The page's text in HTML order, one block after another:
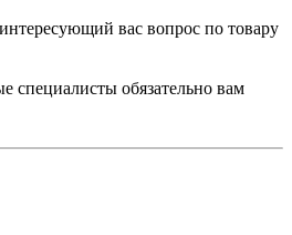
вас вопрос по товару
обязательно вам